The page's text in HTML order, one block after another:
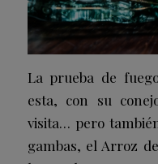
La prueba de
esta, con su
visita… pero
gambas, el Arroz